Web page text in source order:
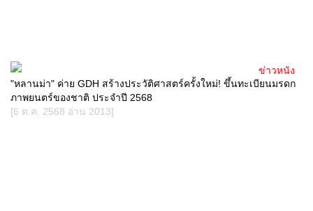
"หลานม่า" ค่าย GDH สร้างประวัติศาสตร์ครั้งใหม่! ขึ้นทะเบียนมรดก
ภาพยนตร์ของชาติ ประจำปี 2568
[6 ต.ค. 2568 อ่าน 2013]
ข่าวหนัง